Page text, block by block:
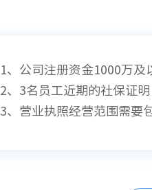
1、公司注册资金1000万及
2、3名员工近期的社保证明
3、营业执照经营范围需